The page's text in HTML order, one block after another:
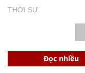
THỜI SỰ
Đọc nhiều